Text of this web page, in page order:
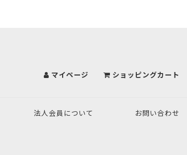
マイページ ショッピングカート
法人会員について お問い合わせ